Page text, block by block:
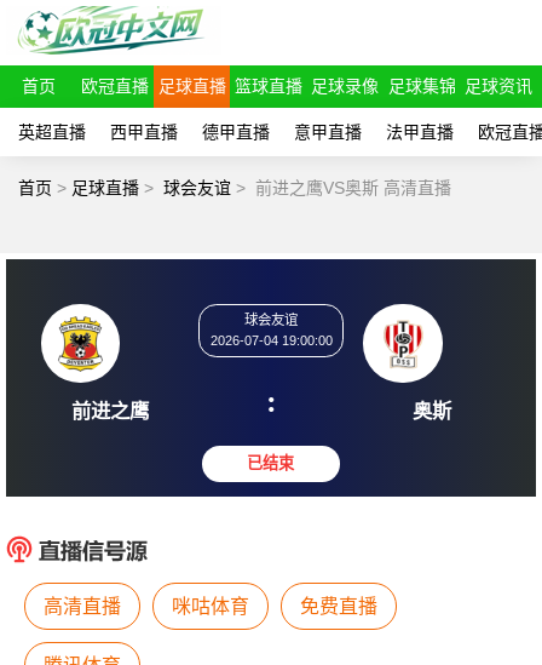
首页 欧冠直播 足球直播 篮球直播 足球录像 足球集锦 足球资讯
英超直播 西甲直播 德甲直播 意甲直播 法甲直播 欧冠直
首页 > 足球直播 > 球会友谊 > 前进之鹰VS奥斯 高清直播
前进之鹰
2026-07-04 19:00:00
: 奥
高清直播 咪咕体育 免费直播